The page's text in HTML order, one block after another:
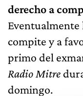
derecho a
Eventualmente
compite y a
primo del
Radio Mitre
domingo.